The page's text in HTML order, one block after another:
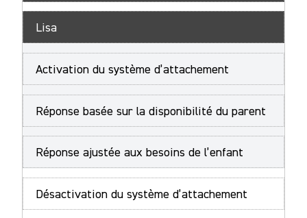
Lisa
Activation du système d’attachement
Réponse basée sur la disponibilité du parent
Réponse ajustée aux besoins de l’enfant
Désactivation du système d’attachement